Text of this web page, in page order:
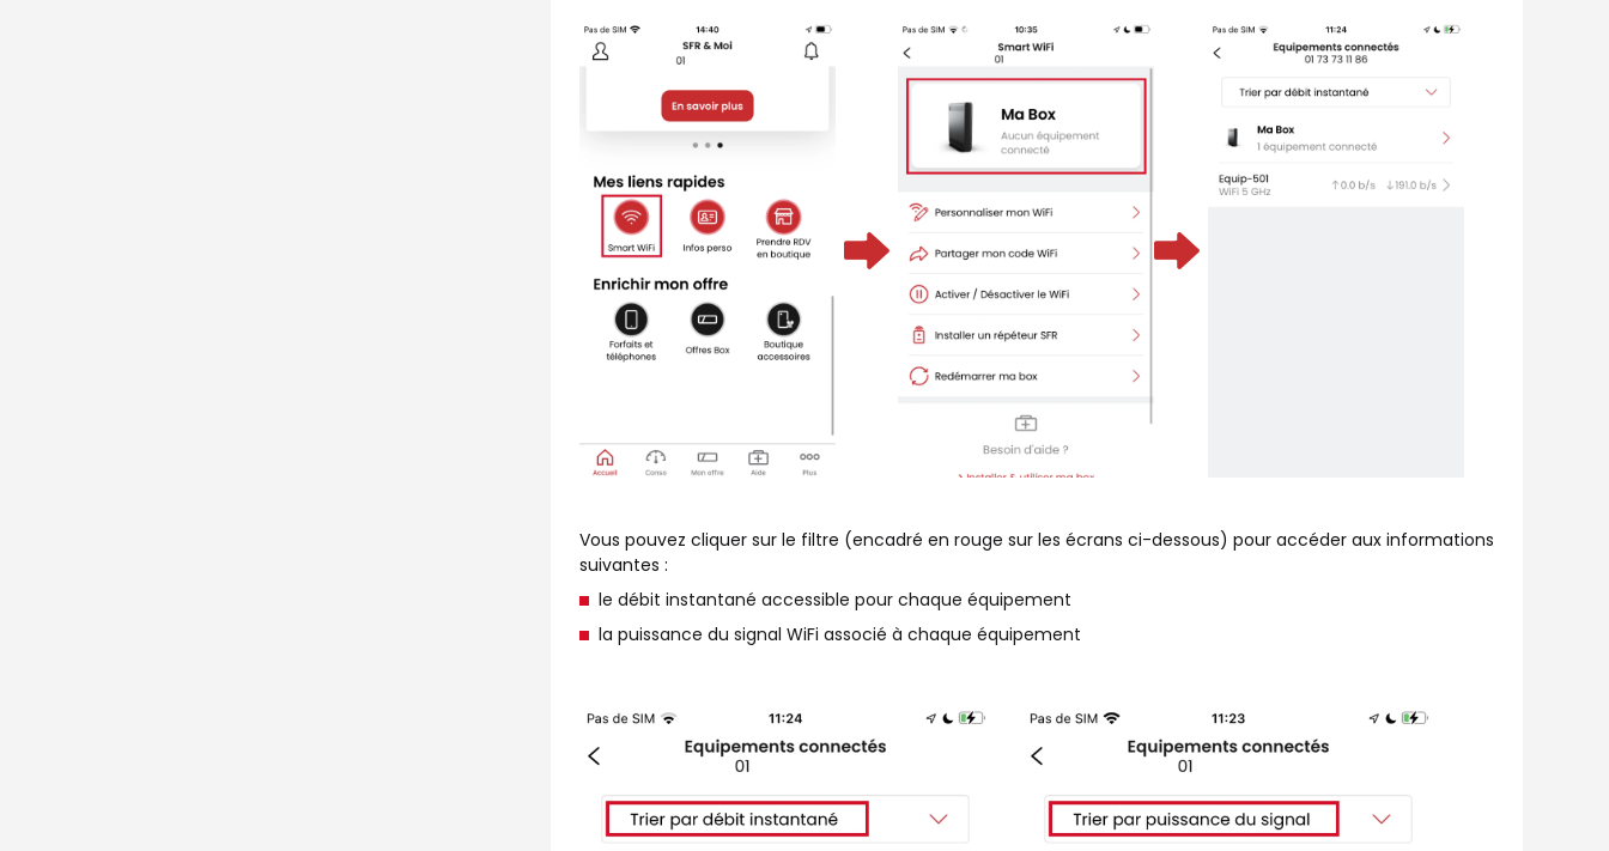
Vous pouvez cliquer sur le filtre (encadré en rouge sur les écrans ci-dessous) pour accéder aux informations
suivantes :
le débit instantané accessible pour chaque équipement
la puissance du signal WiFi associé à chaque équipement